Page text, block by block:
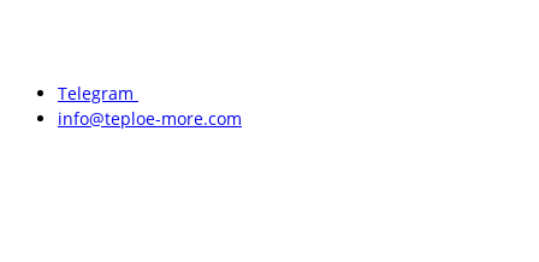
Telegram
info@teploe-more.com